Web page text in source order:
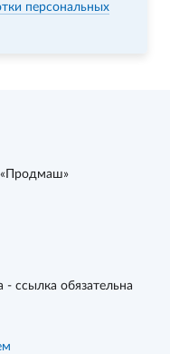
персональных
«Продмаш»
- ссылка обязательна